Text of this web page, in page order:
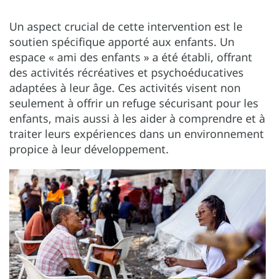
Un aspect crucial de cette intervention est le
soutien spécifique apporté aux enfants. Un
espace « ami des enfants » a été établi, offrant
des activités récréatives et psychoéducatives
adaptées à leur âge. Ces activités visent non
seulement à offrir un refuge sécurisant pour les
enfants, mais aussi à les aider à comprendre et à
traiter leurs expériences dans un environnement
propice à leur développement.